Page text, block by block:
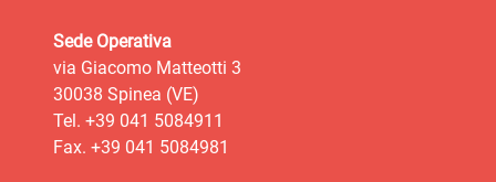
Sede Operativa
via Giacomo Matteotti 3
30038 Spinea (VE)
Tel. +39 041 5084911
Fax. +39 041 5084981